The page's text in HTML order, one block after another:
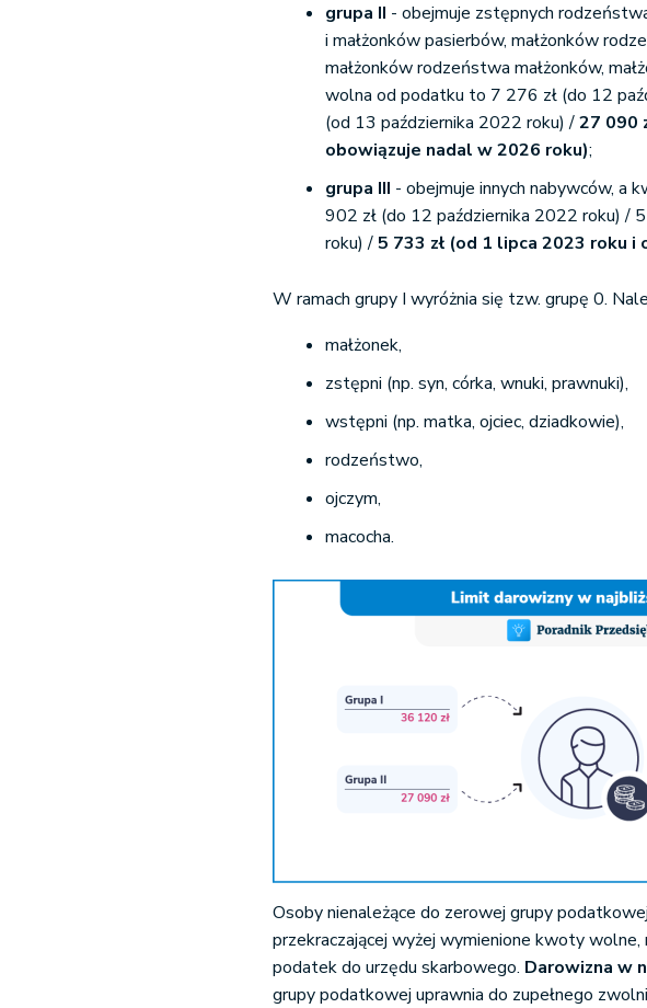
grupa II - obejmuje zstępnych
i małżonków pasierbów, małżonków
małżonków rodzeństwa małżonków,
wolna od podatku to 7 276 zł (do 12
(od 13 października 2022 roku) /27 090
obowiązuje nadal w 2026 roku);
grupa III - obejmuje innych nabywców, a
902 zł (do 12 października 2022 roku) /
roku) /5 733 zł (od 1 lipca 2023 roku
W ramach grupy I wyróżnia się tzw. grupę 0.
małżonek,
zstępni (np. syn, córka, wnuki, prawnuki),
wstępni (np. matka, ojciec, dziadkowie),
rodzeństwo,
ojczym,
macocha.
Osoby nienależące do zerowej grupy
przekraczającej wyżej wymienione kwoty
podatek do urzędu skarbowego. Darowizna w
grupy podatkowej uprawnia do zupełnego